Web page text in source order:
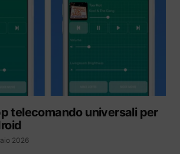
telecomando universali per
2026